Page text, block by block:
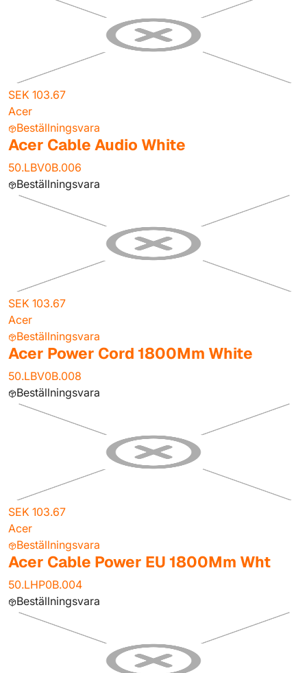
SEK 103.67
Acer
Beställningsvara
Acer Cable Audio White
50.LBV0B.006
Beställningsvara
SEK 103.67
Acer
Beställningsvara
Acer Power Cord 1800Mm White
50.LBV0B.008
Beställningsvara
SEK 103.67
Acer
Beställningsvara
Acer Cable Power EU 1800Mm Wht
50.LHP0B.004
Beställningsvara